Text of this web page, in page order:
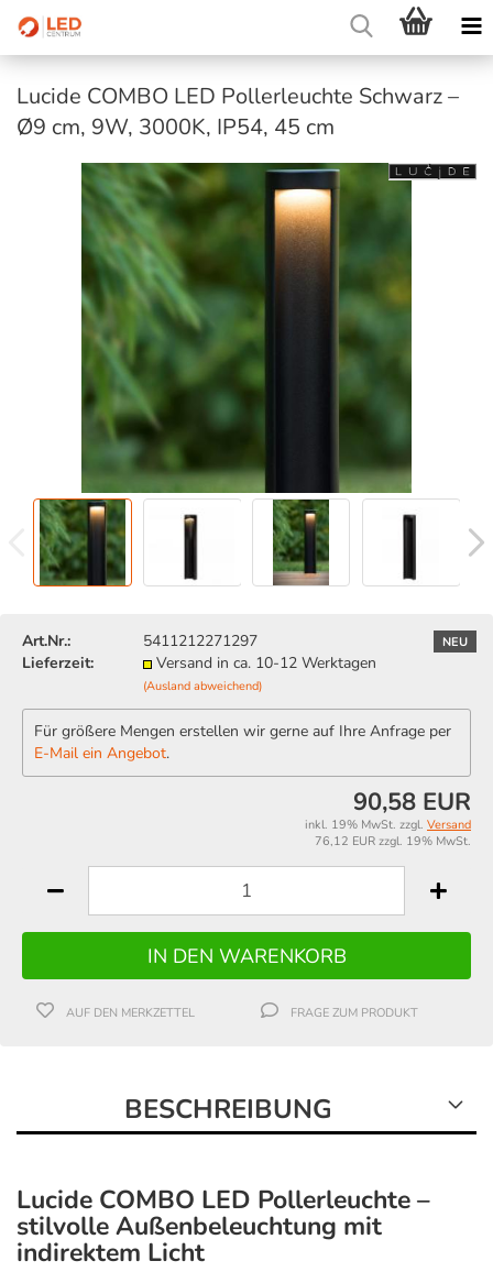
Lucide COMBO LED Pollerleuchte Schwarz –
Ø9 cm, 9W, 3000K, IP54, 45 cm
NEU
Art.Nr.:
5411212271297
Lieferzeit:
Versand in ca. 10-12 Werktagen
(Ausland abweichend)
Für größere Mengen erstellen wir gerne auf Ihre Anfrage per
E-Mail ein Angebot.
90,58 EUR
inkl. 19% MwSt. zzgl. Versand
76,12 EUR zzgl. 19% MwSt.
AUF DEN MERKZETTEL FRAGE ZUM PRODUKT
BESCHREIBUNG
Lucide COMBO LED Pollerleuchte –
stilvolle Außenbeleuchtung mit
indirektem Licht